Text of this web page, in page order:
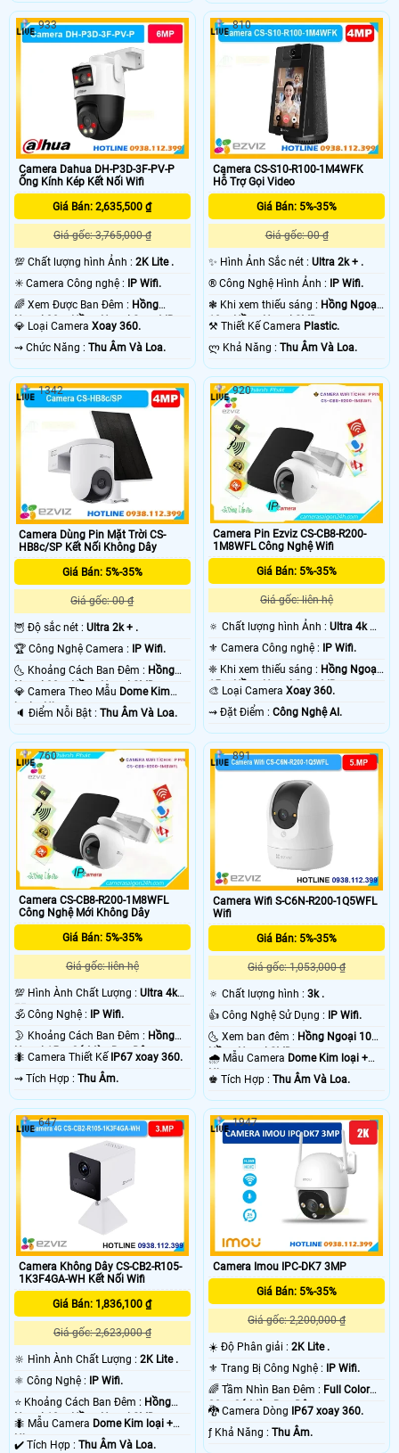
Camera Dahua DH-P3D-3F-PV-P
Ống Kính Kép Kết Nối Wifi
Giá Bán: 2,635,500 ₫
Giá gốc: 3,765,000 ₫
💯 Chất lượng hình Ảnh : 2K Lite .
✳️ Camera Công nghệ :
IP Wifi.
🌈 Xem Được Ban Đêm : Hồng
Ngoại 30m Hồng Ngoại Smart IR.
💎 Loại Camera Xoay 360.
️⇝ Chức Năng : Thu Âm Và Loa.
933
Camera CS-S10-R100-1M4WFK
Hỗ Trợ Gọi Video
Giá Bán: 5%-35%
Giá gốc: 00 ₫
✨ Hình Ảnh Sắc nét :Ultra 2k + .
®️ Công Nghệ Hình Ảnh :
IP Wifi.
❃ Khi xem thiếu sáng : Hồng Ngoại
10m Hồng Ngoại SMD.
⚒ Thiết Kế Camera Plastic.
️ლ Khả Năng :Thu Âm Và Loa.
810
Camera Dùng Pin Mặt Trời CS-
HB8c/SP Kết Nối Không Dây
Giá Bán: 5%-35%
Giá gốc: 00 ₫
🦉 Độ sắc nét : Ultra 2k + .
🏆 Công Nghệ Camera :
IP Wifi.
🌜 Khoảng Cách Ban Đêm : Hồng
Ngoại 30m Hồng Ngoại SMD.
💎 Camera Theo Mẫu Dome Kim
loại + Nhựa.
️🔈 Điểm Nỗi Bật : Thu Âm Và Loa.
1342
Camera Pin Ezviz CS-CB8-R200-
1M8WFL Công Nghệ Wifi
Giá Bán: 5%-35%
Giá gốc: liên hệ
🔅 Chất lượng hình Ảnh :Ultra 4k 👍🏾
⚜️ Camera Công nghệ :
IP Wifi.
❈ Khi xem thiếu sáng : Hồng Ngoại
15m Hồng Ngoại Smart IR.
🎨 Loại CameraXoay 360.
️⇝ Đặt Điểm :Công Nghệ AI.
920
Camera CS-CB8-R200-1M8WFL
Công Nghệ Mới Không Dây
Giá Bán: 5%-35%
Giá gốc: liên hệ
💯 Hình Ành Chất Lượng : Ultra 4k
👍🏾 .
🕉️ Công Nghệ : IP Wifi.
🌛 Khoảng Cách Ban Đêm : Hồng
Ngoại 15m Có Màu Ban Ðêm.
🐜 Camera Thiết Kế IP67 xoay 360.
️⇝ Tích Hợp : Thu Âm.
760
Camera Wifi S-C6N-R200-1Q5WFL
Wifi
Giá Bán: 5%-35%
Giá gốc: 1,053,000 ₫
🔅 Chất lượng hình :3k .
👍 Công Nghệ Sử Dụng : IP Wifi.
🌜 Xem ban đêm : Hồng Ngoại 10m
Hồng Ngoại SMD.
🌧️ Mẫu Camera Dome Kim loại +
Nhựa.
️♚ Tích Hợp :Thu Âm Và Loa.
891
Camera Không Dây CS-CB2-R105-
1K3F4GA-WH Kết Nối Wifi
Giá Bán: 1,836,100 ₫
Giá gốc: 2,623,000 ₫
🔆 Hình Ành Chất Lượng : 2K Lite .
⚛️ Công Nghệ :
IP Wifi.
⭐ Khoảng Cách Ban Đêm : Hồng
Ngoại 10m Hồng Ngoại SMD.
🐜 Mẫu Camera Dome Kim loại +
Nhựa.
️✔️ Tích Hợp : Thu Âm Và Loa.
647
Camera Imou IPC-DK7 3MP
Giá Bán: 5%-35%
Giá gốc: 2,200,000 ₫
☀️ Độ Phân giải :2K Lite .
⚜️ Trang Bị Công Nghệ :
IP Wifi.
🌈 Tầm Nhìn Ban Đêm : Full Color
20m Có Màu Ban Ðêm.
🐉️ Camera Dòng
IP67 xoay 360.
️ƒ Khả Năng :Thu Âm.
1947